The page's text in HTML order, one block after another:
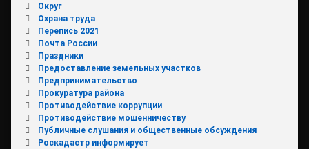
Округ
Охрана труда
Перепись 2021
Почта России
Праздники
Предоставление земельных участков
Предпринимательство
Прокуратура района
Противодействие коррупции
Противодействие мошенничеству
Публичные слушания и общественные обсуждения
Роскадастр информирует